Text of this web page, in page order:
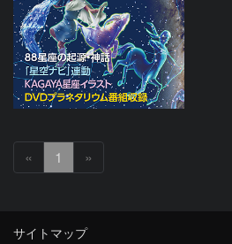
« 1 »
サイトマップ